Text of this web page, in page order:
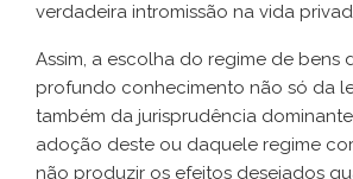
verdadeira intromissão na vida
Assim, a escolha do regime de bens
profundo conhecimento não só da
também da jurisprudência
adoção deste ou daquele regime
não produzir os efeitos desejados